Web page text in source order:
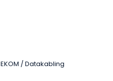
EKOM / Datakabling